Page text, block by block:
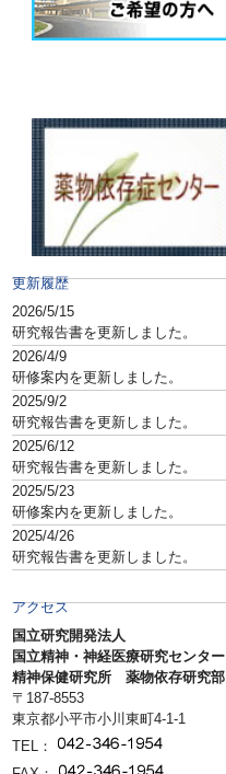
更新履歴
2026/5/15
研究報告書を更新しました。
2026/4/9
研修案内を更新しました。
2025/9/2
研究報告書を更新しました。
2025/6/12
研究報告書を更新しました。
2025/5/23
研修案内を更新しました。
2025/4/26
研究報告書を更新しました。
アクセス
国立研究開発法人
国立精神・神経医療研究センター
精神保健研究所 薬物依存研究部
〒187-8553
東京都小平市小川東町4-1-1
TEL：